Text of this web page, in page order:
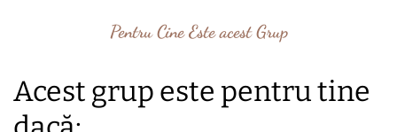
Pentru Cine Este acest Grup
Acest grup este pentru tine